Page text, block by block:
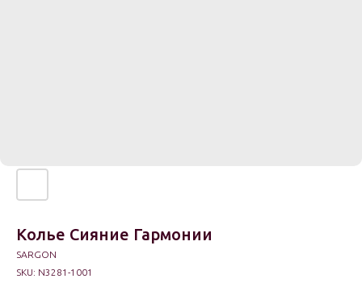
Колье Сияние Гармонии
SARGON
SKU: N3281-1001